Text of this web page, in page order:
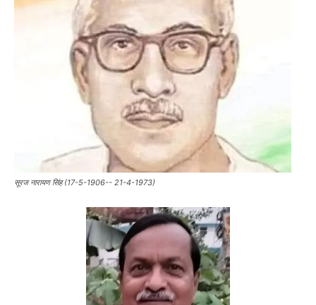
सूरज नारायण सिंह (17-5-1906-- 21-4-1973)